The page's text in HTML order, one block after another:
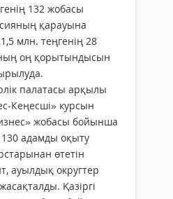
132 жобасы
қарауына
млн. теңгенің 28
оң қорытындысын
палатасы арқылы
Кеңесші» курсын
жобасы бойынша
адамды оқыту
өтетін
ауылдық округтер
Қазіргі